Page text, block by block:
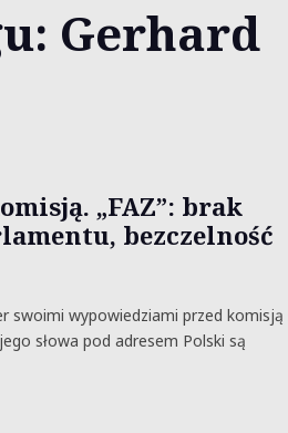
Gerhard
„FAZ”: brak
bezczelność
swoimi wypowiedziami przed komisją
słowa pod adresem Polski są